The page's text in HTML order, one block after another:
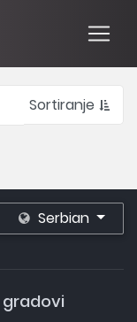
Sortiranje
Serbian